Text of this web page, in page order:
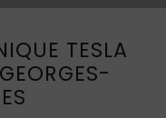
TESLA